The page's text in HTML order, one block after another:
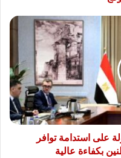
على استدامة توافر
بكفاءة عالية